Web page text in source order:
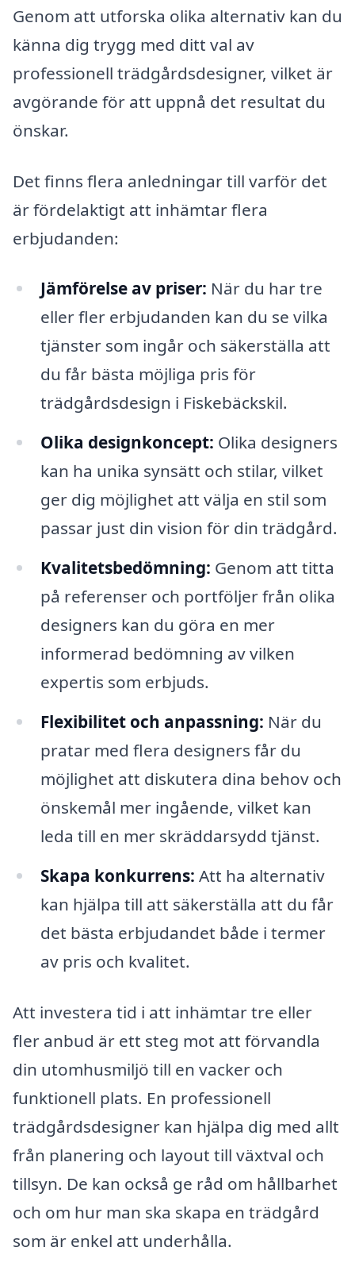
Genom att utforska olika alternativ kan du
känna dig trygg med ditt val av
professionell trädgårdsdesigner, vilket är
avgörande för att uppnå det resultat du
önskar.
Det finns flera anledningar till varför det
är fördelaktigt att inhämtar flera
erbjudanden:
Jämförelse av priser: När du har tre
eller fler erbjudanden kan du se vilka
tjänster som ingår och säkerställa att
du får bästa möjliga pris för
trädgårdsdesign i Fiskebäckskil.
Olika designkoncept: Olika designers
kan ha unika synsätt och stilar, vilket
ger dig möjlighet att välja en stil som
passar just din vision för din trädgård.
Kvalitetsbedömning: Genom att titta
på referenser och portföljer från olika
designers kan du göra en mer
informerad bedömning av vilken
expertis som erbjuds.
Flexibilitet och anpassning: När du
pratar med flera designers får du
möjlighet att diskutera dina behov och
önskemål mer ingående, vilket kan
leda till en mer skräddarsydd tjänst.
Skapa konkurrens: Att ha alternativ
kan hjälpa till att säkerställa att du får
det bästa erbjudandet både i termer
av pris och kvalitet.
Att investera tid i att inhämtar tre eller
fler anbud är ett steg mot att förvandla
din utomhusmiljö till en vacker och
funktionell plats. En professionell
trädgårdsdesigner kan hjälpa dig med allt
från planering och layout till växtval och
tillsyn. De kan också ge råd om hållbarhet
och om hur man ska skapa en trädgård
som är enkel att underhålla.